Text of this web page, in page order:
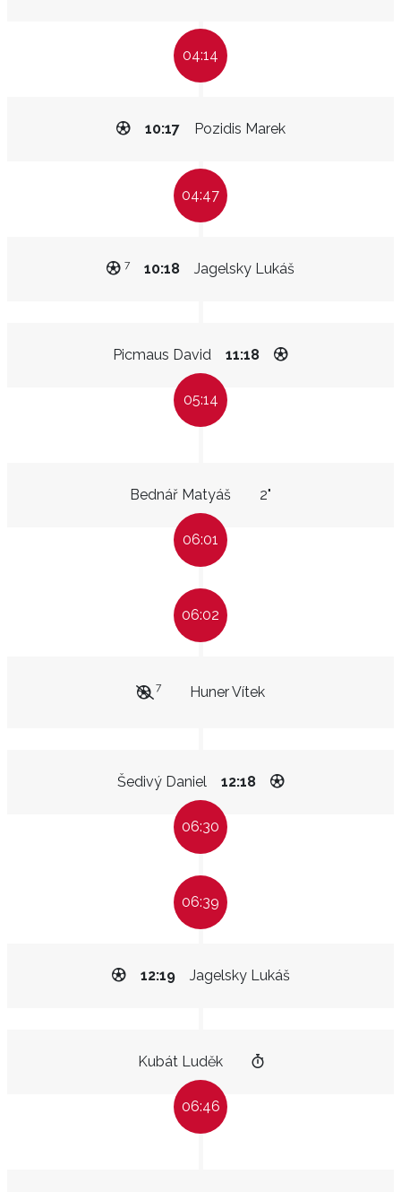
04:14
Pozidis Marek
10:17
04:47
Jagelsky Lukáš
10:18
7
Picmaus David 11:18
05:14
Bednář Matyáš 2"
06:01
06:02
Huner Vítek
7
Šedivý Daniel 12:18
06:30
06:39
Jagelsky Lukáš
12:19
Kubát Luděk
06:46